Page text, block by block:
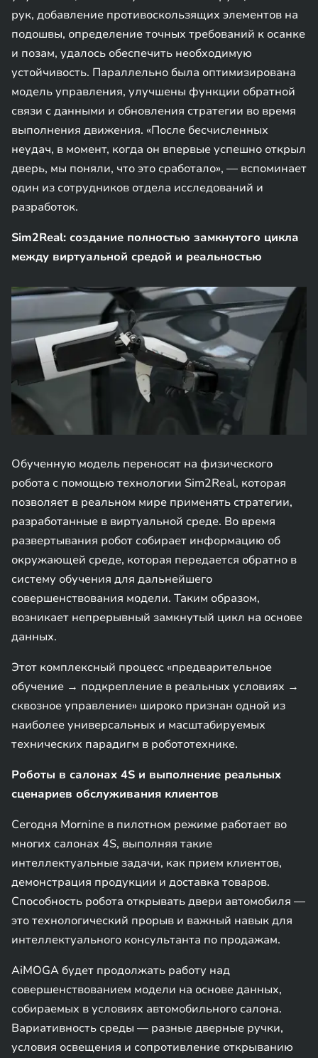
рук, добавление противоскользящих элементов на
подошвы, определение точных требований к осанке
и позам, удалось обеспечить необходимую
устойчивость. Параллельно была оптимизирована
модель управления, улучшены функции обратной
связи с данными и обновления стратегии во время
выполнения движения. «После бесчисленных
неудач, в момент, когда он впервые успешно открыл
дверь, мы поняли, что это сработало», — вспоминает
один из сотрудников отдела исследований и
разработок.
Sim2Real: создание полностью замкнутого цикла
между виртуальной средой и реальностью
Обученную модель переносят на физического
робота с помощью технологии Sim2Real, которая
позволяет в реальном мире применять стратегии,
разработанные в виртуальной среде. Во время
развертывания робот собирает информацию об
окружающей среде, которая передается обратно в
систему обучения для дальнейшего
совершенствования модели. Таким образом,
возникает непрерывный замкнутый цикл на основе
данных.
Этот комплексный процесс «предварительное
обучение → подкрепление в реальных условиях →
сквозное управление» широко признан одной из
наиболее универсальных и масштабируемых
технических парадигм в робототехнике.
Роботы в салонах 4S и выполнение реальных
сценариев обслуживания клиентов
Сегодня Mornine в пилотном режиме работает во
многих салонах 4S, выполняя такие
интеллектуальные задачи, как прием клиентов,
демонстрация продукции и доставка товаров.
Способность робота открывать двери автомобиля —
это технологический прорыв и важный навык для
интеллектуального консультанта по продажам.
AiMOGA будет продолжать работу над
совершенствованием модели на основе данных,
собираемых в условиях автомобильного салона.
Вариативность среды — разные дверные ручки,
условия освещения и сопротивление открыванию